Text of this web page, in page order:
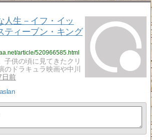
人生－イフ・イッ
ィーブン・キング
article/520966585.html
子供の頃に見てきたクリ
のドラキュラ映画や中川
日前
aslan